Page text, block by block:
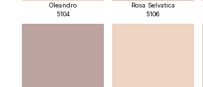
Oleandro
5104
Rosa Selvatica
5106